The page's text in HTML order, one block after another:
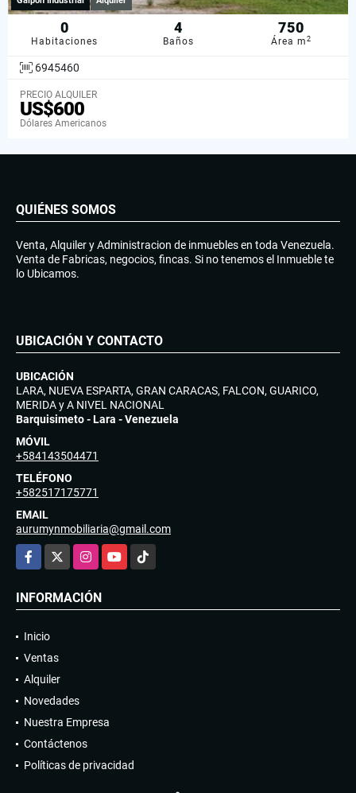
0
Habitaciones
4
Baños
750
Área m2
6945460
PRECIO ALQUILER
US$600
Dólares Americanos
QUIÉNES SOMOS
Venta, Alquiler y Administracion de inmuebles en toda Venezuela.
Venta de Fabricas, negocios, fincas. Si no tenemos el Inmueble te
lo Ubicamos.
UBICACIÓN Y CONTACTO
UBICACIÓN
LARA, NUEVA ESPARTA, GRAN CARACAS, FALCON, GUARICO,
MERIDA y A NIVEL NACIONAL
Barquisimeto - Lara - Venezuela
MÓVIL
+584143504471
TELÉFONO
+582517175771
EMAIL
aurumynmobiliaria@gmail.com
Facebook
InstagramYouTubeTikTok
INFORMACIÓN
Inicio
Ventas
Alquiler
Novedades
Nuestra Empresa
Contáctenos
Políticas de privacidad